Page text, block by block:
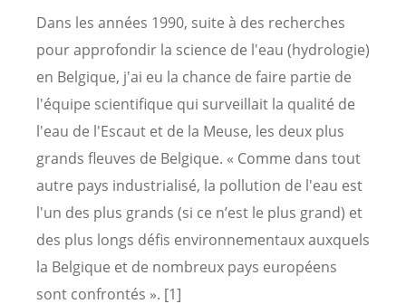
Dans les années 1990, suite à des recherches
pour approfondir la science de l'eau (hydrologie)
en Belgique, j'ai eu la chance de faire partie de
l'équipe scientifique qui surveillait la qualité de
l'eau de l'Escaut et de la Meuse, les deux plus
grands fleuves de Belgique. « Comme dans tout
autre pays industrialisé, la pollution de l'eau est
l'un des plus grands (si ce n’est le plus grand) et
des plus longs défis environnementaux auxquels
la Belgique et de nombreux pays européens
sont confrontés ». [1]